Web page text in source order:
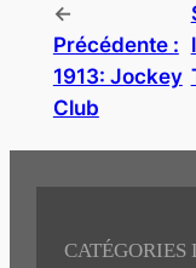
←
Précédente :
1913: Jockey
Club
CATÉGORIES